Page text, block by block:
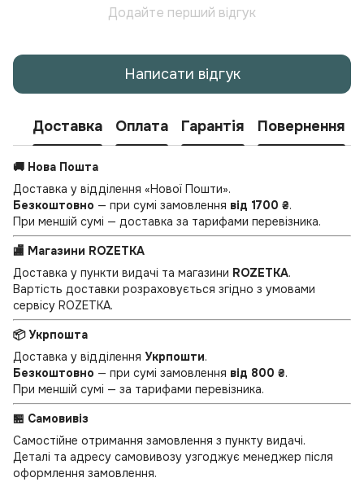
Додайте перший відгук
Написати відгук
Доставка Оплата Гарантія Повернення
🚚 Нова Пошта
Доставка у відділення «Нової Пошти».
Безкоштовно — при сумі замовлення від 1700 ₴.
При меншій сумі — доставка за тарифами перевізника.
🏬 Магазини ROZETKA
Доставка у пункти видачі та магазини ROZETKA.
Вартість доставки розраховується згідно з умовами
сервісу ROZETKA.
📦 Укрпошта
Доставка у відділення Укрпошти.
Безкоштовно — при сумі замовлення від 800 ₴.
При меншій сумі — за тарифами перевізника.
🏪 Самовивіз
Самостійне отримання замовлення з пункту видачі.
Деталі та адресу самовивозу узгоджує менеджер після
оформлення замовлення.